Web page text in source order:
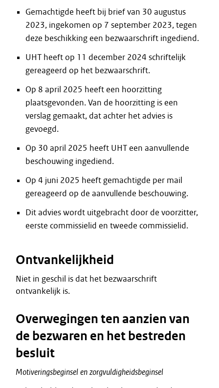
Gemachtigde heeft bij brief van 30 augustus
2023, ingekomen op 7 september 2023, tegen
deze beschikking een bezwaarschrift ingediend.
UHT heeft op 11 december 2024 schriftelijk
gereageerd op het bezwaarschrift.
Op 8 april 2025 heeft een hoorzitting
plaatsgevonden. Van de hoorzitting is een
verslag gemaakt, dat achter het advies is
gevoegd.
Op 30 april 2025 heeft UHT een aanvullende
beschouwing ingediend.
Op 4 juni 2025 heeft gemachtigde per mail
gereageerd op de aanvullende beschouwing.
Dit advies wordt uitgebracht door de voorzitter,
eerste commissielid en tweede commissielid.
Ontvankelijkheid
Niet in geschil is dat het bezwaarschrift
ontvankelijk is.
Overwegingen ten aanzien van
de bezwaren en het bestreden
besluit
Motiveringsbeginselenzorgvuldigheidsbeginsel